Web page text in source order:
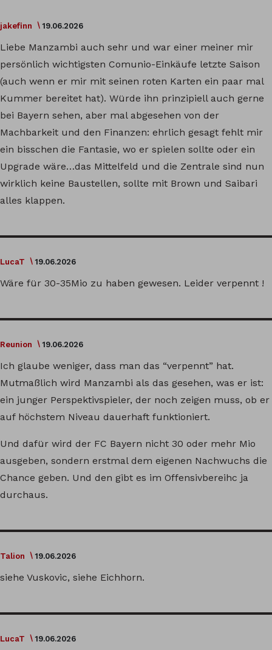
jakefinn 19.06.2026
Liebe Manzambi auch sehr und war einer meiner mir
persönlich wichtigsten Comunio-Einkäufe letzte Saison
(auch wenn er mir mit seinen roten Karten ein paar mal
Kummer bereitet hat). Würde ihn prinzipiell auch gerne
bei Bayern sehen, aber mal abgesehen von der
Machbarkeit und den Finanzen: ehrlich gesagt fehlt mir
ein bisschen die Fantasie, wo er spielen sollte oder ein
Upgrade wäre…das Mittelfeld und die Zentrale sind nun
wirklich keine Baustellen, sollte mit Brown und Saibari
alles klappen.
LucaT 19.06.2026
Wäre für 30-35Mio zu haben gewesen. Leider verpennt !
Reunion 19.06.2026
Ich glaube weniger, dass man das “verpennt” hat.
Mutmaßlich wird Manzambi als das gesehen, was er ist:
ein junger Perspektivspieler, der noch zeigen muss, ob er
auf höchstem Niveau dauerhaft funktioniert.
Und dafür wird der FC Bayern nicht 30 oder mehr Mio
ausgeben, sondern erstmal dem eigenen Nachwuchs die
Chance geben. Und den gibt es im Offensivbereihc ja
durchaus.
Talion 19.06.2026
siehe Vuskovic, siehe Eichhorn.
LucaT 19.06.2026